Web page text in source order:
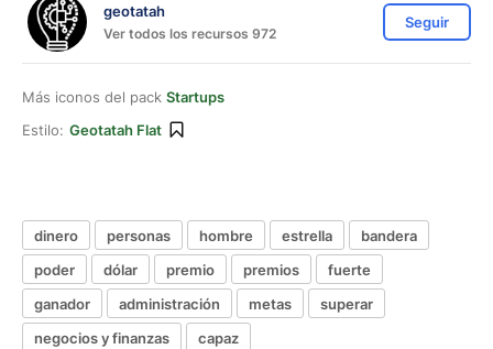
geotatah
Ver todos los recursos 972
Seguir
Más iconos del pack Startups
Estilo: Geotatah Flat
dinero personas hombre estrella
bandera
poder
dólar premio premios
fuerte
ganador
administración metas
superar
negocios y finanzas
capaz